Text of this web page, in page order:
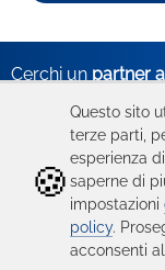
Cerchi un partner
Hai bisogno
di aiuto?
Condizioni d'uso
🍪
Questo sito
terze parti,
esperienza
saperne di
impostazioni
policy.
acconsenti